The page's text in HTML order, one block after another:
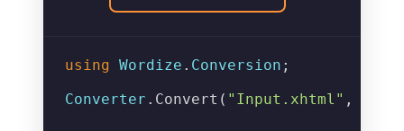
using Wordize . Conversion ;
Converter . Convert ( "Input.xhtml" ,